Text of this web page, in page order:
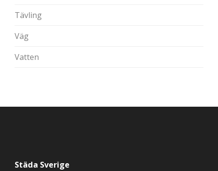
Tävling
Väg
Vatten
Städa Sverige